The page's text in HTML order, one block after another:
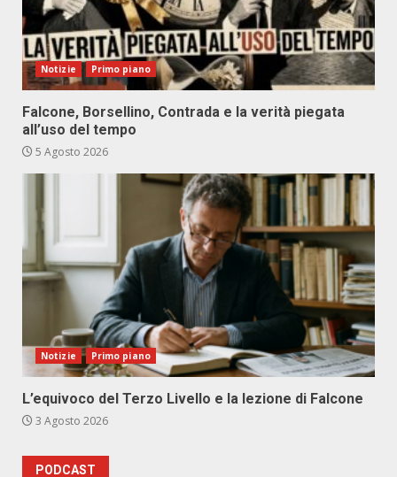
Notizie Primo piano
Falcone, Borsellino, Contrada e la verità piegata
all’uso del tempo
5 Agosto 2026
Notizie Primo piano
L’equivoco del Terzo Livello e la lezione di Falcone
3 Agosto 2026
PODCAST